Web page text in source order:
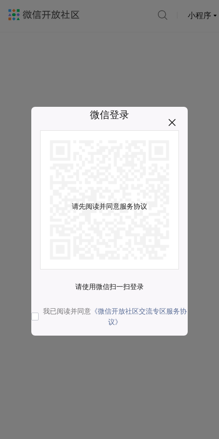
小程序
微信登录
请先阅读并同意服务协议
请使用微信扫一扫登录
我已阅读并同意 《微信开放社区交流专区服务协
议》